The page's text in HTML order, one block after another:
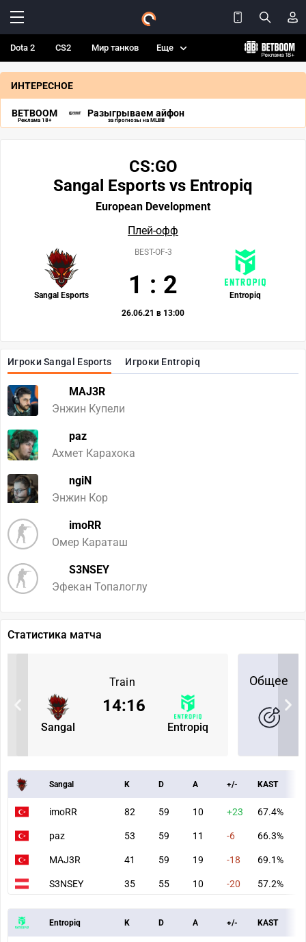
Dota 2 CS2 Мир танков Еще
ИНТЕРЕСНОЕ
BETBOOM
Реклама 18+
Разыгрываем айфон
за прогнозы на MLBB
Игроки Sangal Esports Игроки Entropiq
MAJ3R
Энжин Купели
paz
Ахмет Карахока
ngiN
Энжин Кор
imoRR
Омер Караташ
S3NSEY
Эфекан Топалоглу
CS:GO
Sangal Esports vs Entropiq
European Development
Плей-офф
Sangal Esports Entropiq
BEST-OF-3
1 : 2
26.06.21 в 13:00
Статистика матча
Train
Sangal Entropiq
14:16
Общее
Sangal K D A +/- KAST
imoRR 82 59 10 +23 67.4%
paz 53 59 11 -6 66.3%
MAJ3R 41 59 19 -18 69.1%
S3NSEY 35 55 10 -20 57.2%
Entropiq K D A +/- KAST